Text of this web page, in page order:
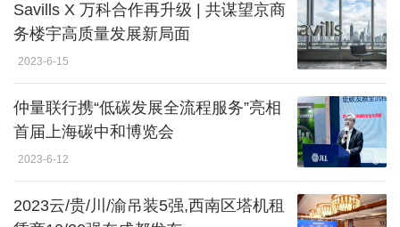
Savills X 万科合作再升级 | 共谋望京商
务楼宇高质量发展新局面
2023-6-15
仲量联行携“低碳发展全流程服务”亮相
首届上海碳中和博览会
2023-6-12
2023云/贵/川/渝吊装5强,西南区塔机租